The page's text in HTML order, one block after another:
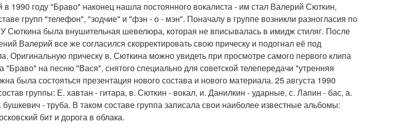
в 1990 году "Браво" наконец нашла постоянного вокалиста - им стал Валерий Сюткин,
групп "телефон", "зодчие" и "фэн - о - мэн". Поначалу в группе возникли разногласия по
У Сюткина была внушительная шевелюра, которая не вписывалась в имидж стиляг. После
Валерий все же согласился скорректировать свою прическу и подогнал её под
Оригинальную прическу в. Сюткина можно увидеть при просмотре самого первого клипа
"Браво" на песню "Вася", снятого специально для советской телепередачи "утренняя
была состояться презентация нового состава и нового материала. 25 августа 1990
группы: Е. хавтан - гитара, в. Сюткин - вокал, и. Данилкин - ударные, с. Лапин - бас, а.
- труба. В таком составе группа записала свои наиболее известные альбомы:
бит и дорога в облака.